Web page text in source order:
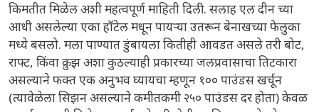
किमतीत मिळेल अशी महत्वपूर्ण माहिती दिली. सलाह एल दीन च्या
आधी असलेल्या एका हॉटेल मधून पायऱ्या उतरून बेनाखच्या फेलुका
मध्ये बसलो. मला पाण्यात डुंबायला कितीही आवडत असले तरी बोट,
राफ्ट, किंवा क्रुझ अशा कुठल्याही प्रकारच्या जलप्रवासाचा तिटकारा
असल्याने फक्त एक अनुभव घ्यायचा म्हणून १०० पाउंडस खर्चून
(त्यावेळेला सिझन असल्याने कमीतकमी २५० पाउंडस दर होता) केवळ